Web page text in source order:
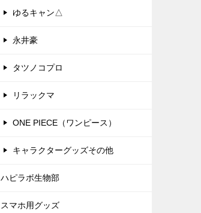
ゆるキャン△
永井豪
タツノコプロ
リラックマ
ONE PIECE（ワンピース）
キャラクターグッズその他
ハピラボ生物部
スマホ用グッズ